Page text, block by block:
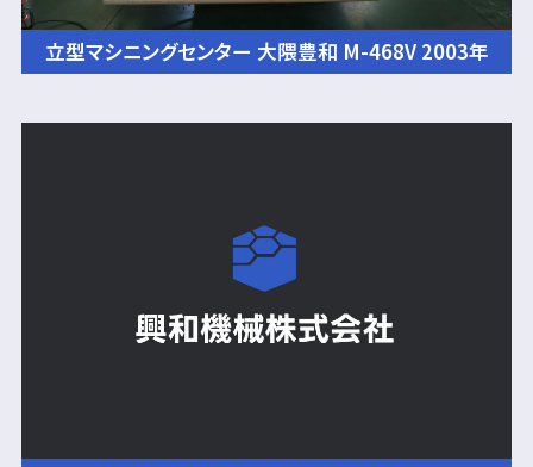
立型マシニングセンター 大隈豊和 M-468V 2003年